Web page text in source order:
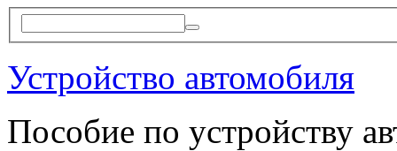
Устройство автомобиля
Пособие по устройству